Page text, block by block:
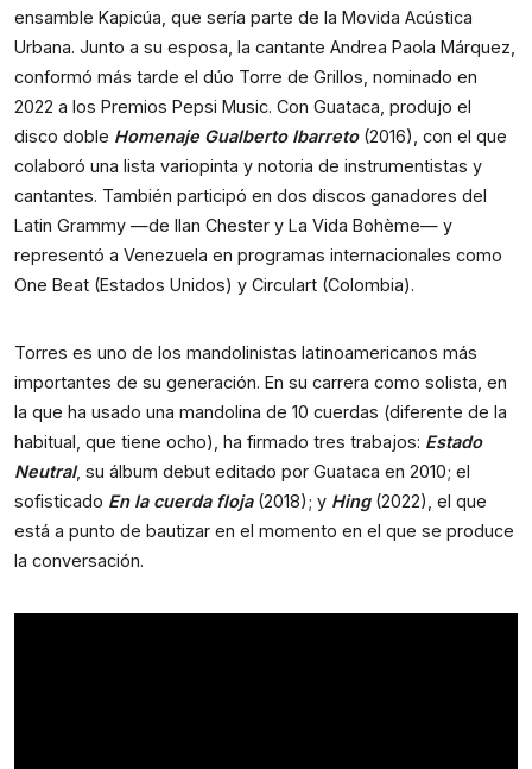
ensamble Kapicúa, que sería parte de la Movida Acústica
Urbana. Junto a su esposa, la cantante Andrea Paola Márquez,
conformó más tarde el dúo Torre de Grillos, nominado en
2022 a los Premios Pepsi Music. Con Guataca, produjo el
disco doble Homenaje Gualberto Ibarreto(2016), con el que
colaboró una lista variopinta y notoria de instrumentistas y
cantantes. También participó en dos discos ganadores del
Latin Grammy —de Ilan Chester y La Vida Bohème— y
representó a Venezuela en programas internacionales como
One Beat (Estados Unidos) y Circulart (Colombia).
Torres es uno de los mandolinistas latinoamericanos más
importantes de su generación. En su carrera como solista, en
la que ha usado una mandolina de 10 cuerdas (diferente de la
habitual, que tiene ocho), ha firmado tres trabajos: Estado
Neutral, su álbum debut editado por Guataca en 2010; el
sofisticado En la cuerda floja (2018); y Hing(2022), el que
está a punto de bautizar en el momento en el que se produce
la conversación.